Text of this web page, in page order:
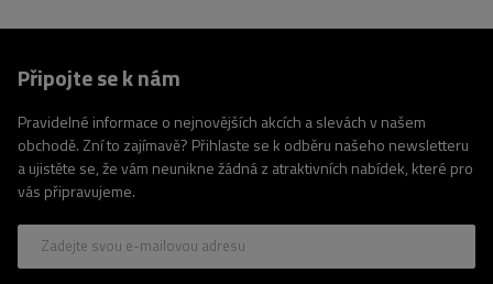
Připojte se k nám
Pravidelné informace o nejnovějších akcích a slevách v našem
obchodě. Zní to zajímavě? Přihlaste se k odběru našeho newsletteru
a ujistěte se, že vám neunikne žádná z atraktivních nabídek, které pro
vás připravujeme.
Zadejte svou e-mailovou adresu